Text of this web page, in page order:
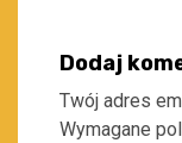
Dodaj
Twój adres
Wymagane